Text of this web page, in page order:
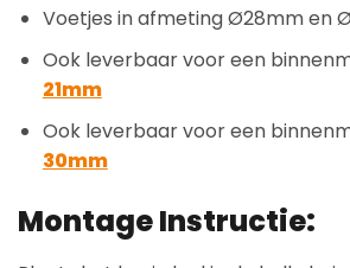
Voetjes in afmeting Ø28mm en
Ook leverbaar voor een
21mm
Ook leverbaar voor een
30mm
Montage Instructie: